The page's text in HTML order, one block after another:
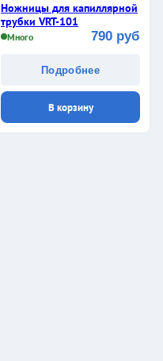
Ножницы для капиллярной
трубки VRT-101
Много 790 руб
Подробнее
В корзину